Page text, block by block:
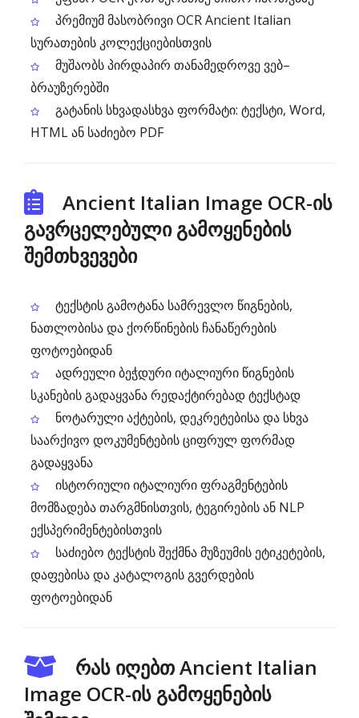
პრემიუმ მასობრივი OCR Ancient Italian
სურათების კოლექციებისთვის
მუშაობს პირდაპირ თანამედროვე ვებ–
ბრაუზერებში
გატანის სხვადასხვა ფორმატი: ტექსტი, Word,
HTML ან საძიებო PDF
Ancient Italian Image OCR-ის
გავრცელებული გამოყენების
შემთხვევები
ტექსტის გამოტანა სამრევლო წიგნების,
ნათლობისა და ქორწინების ჩანაწერების
ფოტოებიდან
ადრეული ბეჭდური იტალიური წიგნების
სკანების გადაყვანა რედაქტირებად ტექსტად
ნოტარული აქტების, დეკრეტებისა და სხვა
საარქივო დოკუმენტების ციფრულ ფორმად
გადაყვანა
ისტორიული იტალიური ფრაგმენტების
მომზადება თარგმნისთვის, ტეგირების ან NLP
ექსპერიმენტებისთვის
საძიებო ტექსტის შექმნა მუზეუმის ეტიკეტების,
დაფებისა და კატალოგის გვერდების
ფოტოებიდან
რას იღებთ Ancient Italian
Image OCR-ის გამოყენების